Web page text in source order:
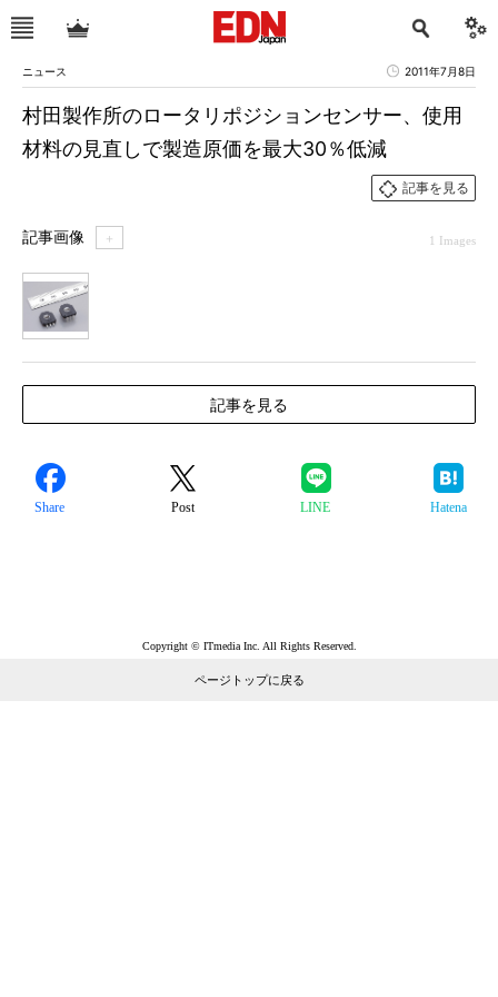
ニュース 2011年7月8日
村田製作所のロータリポジションセンサー、使用
材料の見直しで製造原価を最大30％低減
記事を見る
記事画像 ＋ 1 Images
記事を見る
Share Post LINE Hatena
Copyright © ITmedia Inc. All Rights Reserved.
ページトップに戻る